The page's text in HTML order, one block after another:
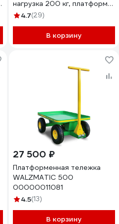
нагрузка 200 кг, платформа
500x700 мм 1006386
4.7(29)
В корзину
27 500 ₽
Платформенная тележка
WALZMATIC 500
00000011081
4.5(13)
В корзину